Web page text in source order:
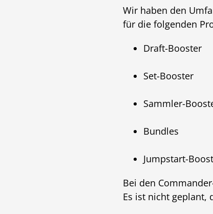
Wir haben den
für die folgenden
Draft-Booster
Set-Booster
Sammler-
Bundles
Jumpstart-
Bei den
Es ist nicht geplant,